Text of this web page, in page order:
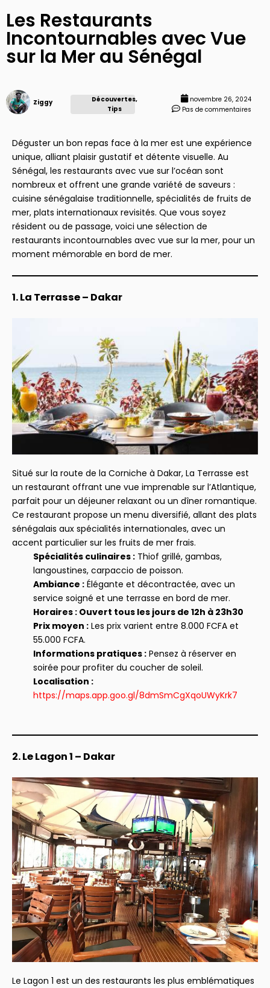
Les Restaurants
Incontournables avec Vue
sur la Mer au Sénégal
Ziggy Découvertes,
Tips
novembre 26, 2024
Pas de commentaires
Déguster un bon repas face à la mer est une expérience
unique, alliant plaisir gustatif et détente visuelle. Au
Sénégal, les restaurants avec vue sur l’océan sont
nombreux et offrent une grande variété de saveurs :
cuisine sénégalaise traditionnelle, spécialités de fruits de
mer, plats internationaux revisités. Que vous soyez
résident ou de passage, voici une sélection de
restaurants incontournables avec vue sur la mer, pour un
moment mémorable en bord de mer.
1. La Terrasse – Dakar
Situé sur la route de la Corniche à Dakar, La Terrasse est
un restaurant offrant une vue imprenable sur l’Atlantique,
parfait pour un déjeuner relaxant ou un dîner romantique.
Ce restaurant propose un menu diversifié, allant des plats
sénégalais aux spécialités internationales, avec un
accent particulier sur les fruits de mer frais.
Spécialités culinaires : Thiof grillé, gambas,
langoustines, carpaccio de poisson.
Ambiance : Élégante et décontractée, avec un
service soigné et une terrasse en bord de mer.
Horaires : Ouvert tous les jours de 12h à 23h30
Prix moyen : Les prix varient entre 8.000 FCFA et
55.000 FCFA.
Informations pratiques : Pensez à réserver en
soirée pour profiter du coucher de soleil.
Localisation :
https://maps.app.goo.gl/8dmSmCgXqoUWyKrk7
2. Le Lagon 1 – Dakar
Le Lagon 1 est un des restaurants les plus emblématiques